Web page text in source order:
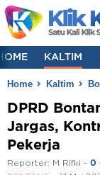
KALTIM
Home Kaltim
DPRD
Jargas,
Pekerja
Reporter: M Rifki - 0